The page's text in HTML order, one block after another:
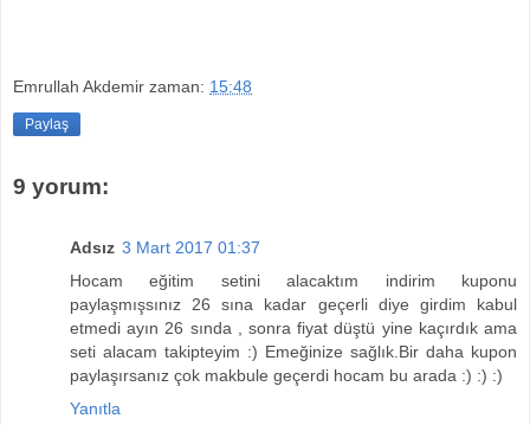
Emrullah Akdemir zaman: 15:48
Paylaş
9 yorum:
Adsız 3 Mart 2017 01:37
Hocam eğitim setini alacaktım indirim kuponu
paylaşmışsınız 26 sına kadar geçerli diye girdim kabul
etmedi ayın 26 sında , sonra fiyat düştü yine kaçırdık ama
seti alacam takipteyim :) Emeğinize sağlık.Bir daha kupon
paylaşırsanız çok makbule geçerdi hocam bu arada :) :) :)
Yanıtla